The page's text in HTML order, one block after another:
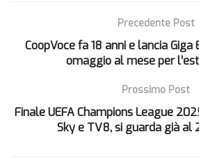
Precedente Post
CoopVoce fa 18 anni e lancia Giga
omaggio al mese per
Prossimo Post
Finale UEFA Champions League
Sky e TV8, si guarda già